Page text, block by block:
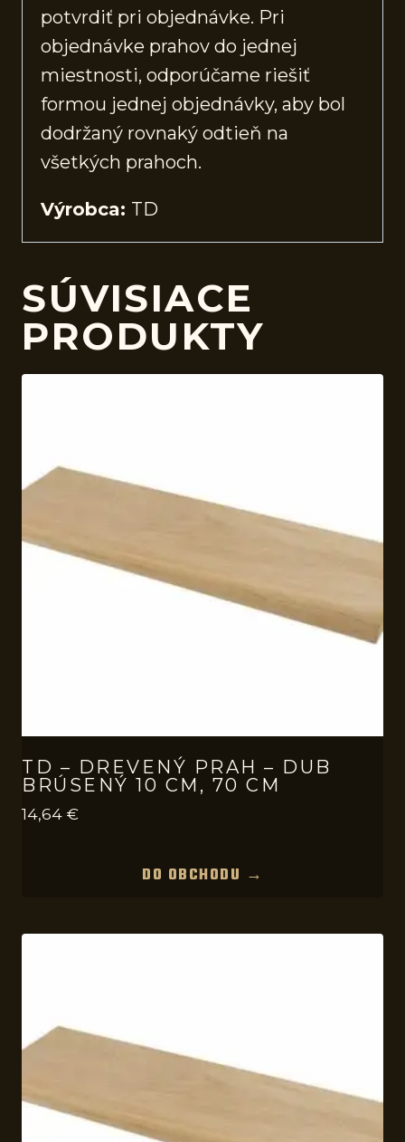
potvrdiť pri objednávke. Pri
objednávke prahov do jednej
miestnosti, odporúčame riešiť
formou jednej objednávky, aby bol
dodržaný rovnaký odtieň na
všetkých prahoch.
Výrobca: TD
SÚVISIACE
PRODUKTY
TD – DREVENÝ PRAH – DUB
BRÚSENÝ 10 CM, 70 CM
14,64 €
DO OBCHODU →